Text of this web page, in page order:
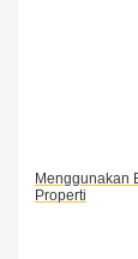
Menggunakan
Properti